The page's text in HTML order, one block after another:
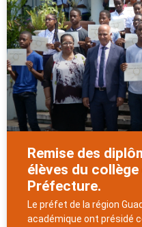
Remise des
élèves du
Préfecture.
Le préfet de la région
académique ont présidé